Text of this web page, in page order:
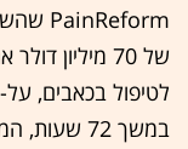
של 70
לטיפול בכאבים,
במשך 72